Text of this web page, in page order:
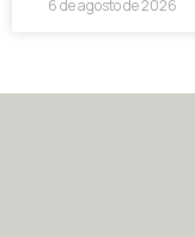
6 de agosto de 2026